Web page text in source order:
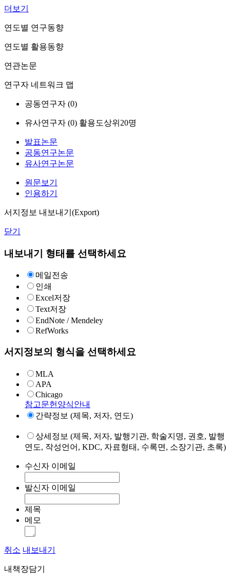
더보기
연도별 연구동향
연도별 활용동향
연관논문
연구자 네트워크 맵
공동연구자 (0)
유사연구자 (0) 활용도상위20명
발표논문
공동연구논문
유사연구논문
원문보기
인용하기
서지정보 내보내기(Export)
닫기
내보내기 형태를 선택하세요
메일전송
인쇄
Excel저장
Text저장
EndNote / Mendeley
RefWorks
서지정보의 형식을 선택하세요
MLA
APA
Chicago
참고문헌양식안내
간략정보 (제목, 저자, 연도)
상세정보 (제목, 저자, 발행기관, 학술지명, 권호, 발행
연도, 작성언어, KDC, 자료형태, 수록면, 소장기관, 초록)
수신자 이메일
발신자 이메일
제목
메모
취소 내보내기
내책장담기